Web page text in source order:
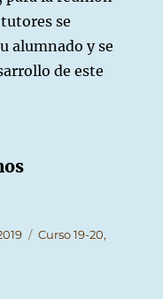
se
alumnado y se
de este
Categorías
Curso 19-20,